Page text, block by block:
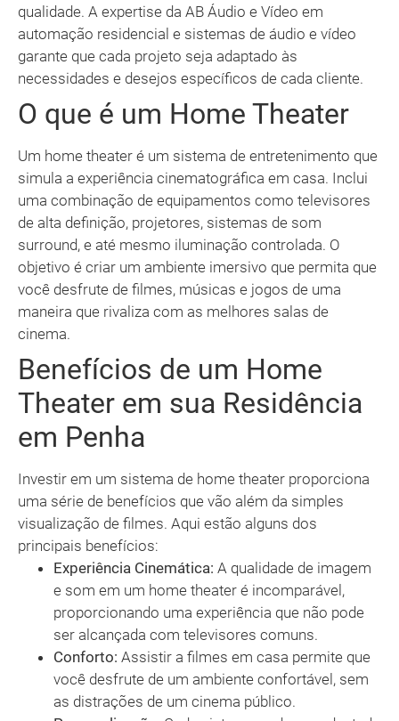
qualidade. A expertise da AB Áudio e Vídeo em
automação residencial e sistemas de áudio e vídeo
garante que cada projeto seja adaptado às
necessidades e desejos específicos de cada cliente.
O que é um Home Theater
Um home theater é um sistema de entretenimento que
simula a experiência cinematográfica em casa. Inclui
uma combinação de equipamentos como televisores
de alta definição, projetores, sistemas de som
surround, e até mesmo iluminação controlada. O
objetivo é criar um ambiente imersivo que permita que
você desfrute de filmes, músicas e jogos de uma
maneira que rivaliza com as melhores salas de
cinema.
Benefícios de um Home
Theater em sua Residência
em Penha
Investir em um sistema de home theater proporciona
uma série de benefícios que vão além da simples
visualização de filmes. Aqui estão alguns dos
principais benefícios:
Experiência Cinemática: A qualidade de imagem
e som em um home theater é incomparável,
proporcionando uma experiência que não pode
ser alcançada com televisores comuns.
Conforto: Assistir a filmes em casa permite que
você desfrute de um ambiente confortável, sem
as distrações de um cinema público.